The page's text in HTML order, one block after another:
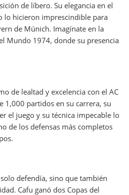
de líbero. Su elegancia en el
lo hicieron imprescindible para
de Múnich. Imagínate en la
Mundo 1974, donde su presencia
de lealtad y excelencia con el AC
1,000 partidos en su carrera, su
el juego y su técnica impecable lo
de los defensas más completos
defendía, sino que también
Cafu ganó dos Copas del